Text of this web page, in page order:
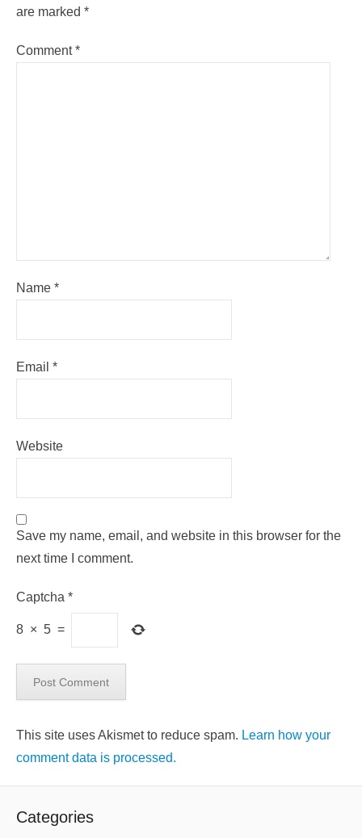
are marked *
Comment*
Name *
Email *
Website
Save my name, email, and website in this browser for the
next time I comment.
Captcha *
8 × 5 =
This site uses Akismet to reduce spam. Learn how your
comment data is processed.
Categories